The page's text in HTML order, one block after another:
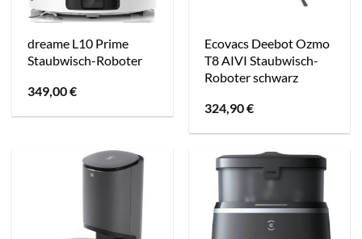
dreame L10 Prime
Staubwisch-Roboter
349,00€
Ecovacs Deebot Ozmo
T8 AIVI Staubwisch-
Roboter schwarz
324,90€